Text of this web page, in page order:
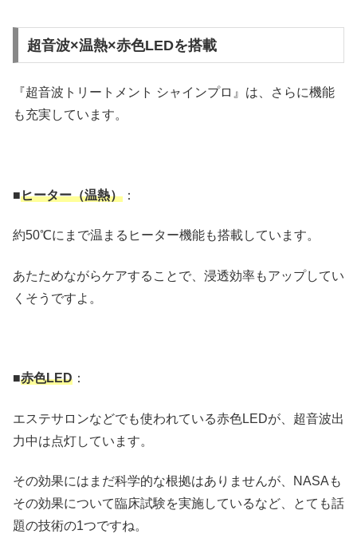
超音波×温熱×赤色LEDを搭載
『超音波トリートメント シャインプロ』は、さらに機能
も充実しています。
■ヒーター（温熱） ：
約50℃にまで温まるヒーター機能も搭載しています。
あたためながらケアすることで、浸透効率もアップしてい
くそうですよ。
■赤色LED ：
エステサロンなどでも使われている赤色LEDが、超音波出
力中は点灯しています。
その効果にはまだ科学的な根拠はありませんが、NASAも
その効果について臨床試験を実施しているなど、とても話
題の技術の1つですね。